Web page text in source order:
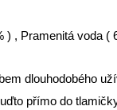
) , Pramenitá voda (
dlouhodobého
přímo do